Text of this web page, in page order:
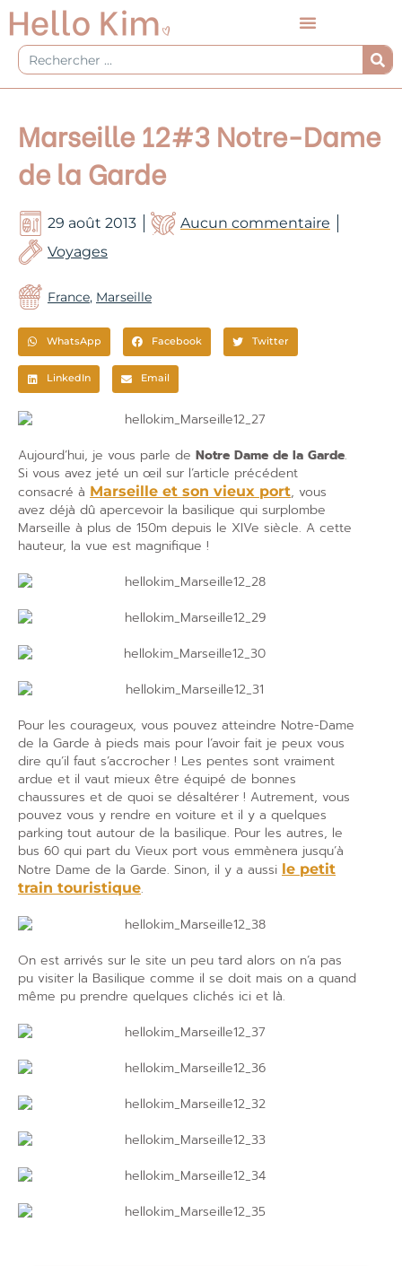
Aller
au
contenu
Rechercher
Marseille 12#3 Notre-Dame
de la Garde
29 août 2013
Aucun commentaire
Voyages
France, Marseille
WhatsApp Facebook Twitter
LinkedIn Email
Aujourd’hui, je vous parle de Notre Dame de la Garde.
Si vous avez jeté un œil sur l’article précédent
consacré à Marseille et son vieux port, vous
avez déjà dû apercevoir la basilique qui surplombe
Marseille à plus de 150m depuis le XIVe siècle. A cette
hauteur, la vue est magnifique !
Pour les courageux, vous pouvez atteindre Notre-Dame
de la Garde à pieds mais pour l’avoir fait je peux vous
dire qu’il faut s’accrocher ! Les pentes sont vraiment
ardue et il vaut mieux être équipé de bonnes
chaussures et de quoi se désaltérer ! Autrement, vous
pouvez vous y rendre en voiture et il y a quelques
parking tout autour de la basilique. Pour les autres, le
bus 60 qui part du Vieux port vous emmènera jusqu’à
Notre Dame de la Garde. Sinon, il y a aussi le petit
train touristique.
On est arrivés sur le site un peu tard alors on n’a pas
pu visiter la Basilique comme il se doit mais on a quand
même pu prendre quelques clichés ici et là.